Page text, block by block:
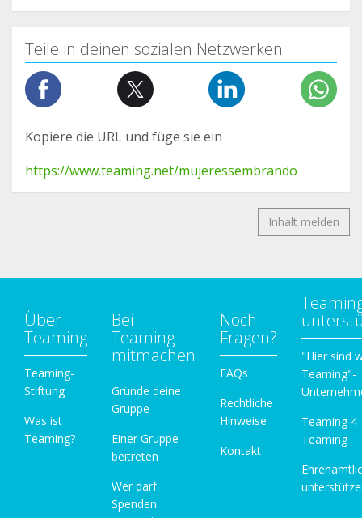
Teile in deinen sozialen Netzwerken
Kopiere die URL und füge sie ein
https://www.teaming.net/mujeressembrando
Inhalt melden
Über
Teaming
Teaming-
Stiftung
Was ist
Teaming?
Bei
Teaming
mitmachen
Gründe deine
Gruppe
Einer Gruppe
beitreten
Wer darf
Spenden
Noch
Fragen?
FAQs
Rechtliche
Hinweise
Kontakt
"Hier sind
Teaming"-
Teaming 4
Teaming